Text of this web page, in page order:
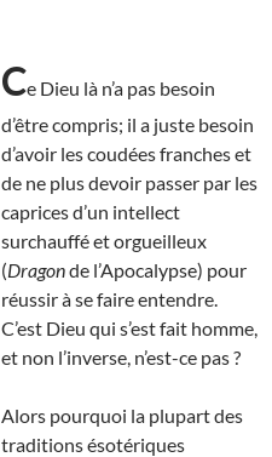
Ce Dieu là n’a pas besoin
d’être compris; il a juste besoin
d’avoir les coudées franches et
de ne plus devoir passer par les
caprices d’un intellect
surchauffé et orgueilleux
(Dragonde l’Apocalypse) pour
réussir à se faire entendre.
C’est Dieu qui s’est fait homme,
et non l’inverse, n’est-ce pas ?
Alors pourquoi la plupart des
traditions ésotériques